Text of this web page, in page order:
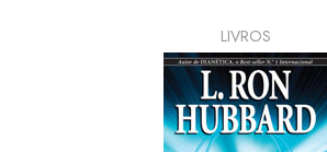
LIVROS